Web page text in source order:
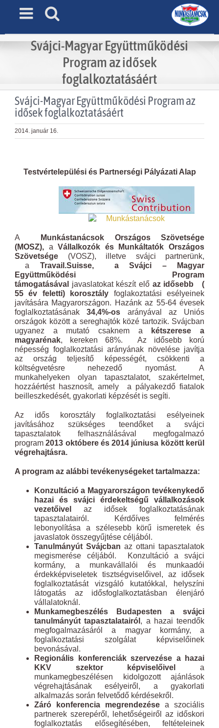
Svájci-Magyar Együttműködési
Program az idősek
foglalkoztatásáért
Svájci-Magyar Együttműködési Program az
idősek foglalkoztatásáért
2014. január 16.
Image
Testvértelepülési és Partnerségi Pályázati Alap
A
Munkástanácsok Országos Szövetsége
(MOSZ), aVállalkozók és Munkáltatók Országos
Szövetsége (VOSZ), illetve svájci partnerünk,
a Travail.Suisse,
a Svájci – Magyar
Együttműködési Program
támogatásával
javaslatokat készít elő az idősebb (
55 év feletti) korosztály foglakoztatási esélyeinek
javítására Magyarországon. Hazánk az 55-64 évesek
foglalkoztatásának34,4%-os arányával az Uniós
országok között a sereghajtók közé tartozik. Svájcban
ugyanez a mutató csaknem a
kétszerese a
magyarénak, kereken 68%. Az idősebb korú
népesség foglalkoztatási arányának növelése javítja
az ország teljesítő képességét, csökkenti a
költségvetésre nehezedő nyomást. A
munkahelyeken olyan tapasztalatot, szakértelmet,
hozzáértést hasznosít, amely a pályakezdő fiatalok
beilleszkedését, gyakorlati képzését is segíti.
Az idős korosztály foglalkoztatási esélyeinek
javításához szükséges teendőket a svájci
tapasztalatok felhasználásával megfogalmazó
program2013 októbere és 2014 júniusa között kerül
végrehajtásra.
A program az alábbi tevékenységeket tartalmazza:
Konzultáció a Magyarországon tevékenykedő
hazai és svájci érdekeltségű vállalkozások
vezetőivel
az idősek foglalkoztatásának
tapasztalatairól. Kérdőíves felmérés
lebonyolítása a szélesebb körű ismeretek és
javaslatok összegyűjtése céljából.
Tanulmányút Svájcban az ottani tapasztalatok
megismerése céljából. Konzultáció a svájci
kormány, a munkavállalói és munkaadói
érdekképviseletek tisztségviselőivel, az idősek
foglalkoztatását vizsgáló kutatókkal, helyszíni
látogatás az idősfoglalkoztatásban élenjáró
vállalatoknál.
Munkamegbeszélés Budapesten a svájci
tanulmányút tapasztalatairól , a hazai teendők
megfogalmazásáról a magyar kormány, a
foglalkoztatási szolgálat képviselőinek
bevonásával.
Regionális konferenciák szervezése a hazai
KKV szektor képviselőivel
a
munkamegbeszélésen kidolgozott ajánlások
végrehajtásának esélyeiről, a gyakorlati
alkalmazás során felvetődő kérdésekről.
Záró konferencia megrendezése a szociális
partnerek szerepéről, lehetőségeiről az időskori
foglalkoztatás elősegítésében, feltételeinek